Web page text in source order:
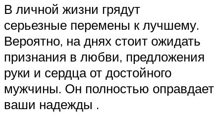
В личной жизни грядут
серьезные перемены к лучшему.
Вероятно, на днях стоит ожидать
признания в любви, предложения
руки и сердца от достойного
мужчины. Он полностью оправдает
ваши надежды .